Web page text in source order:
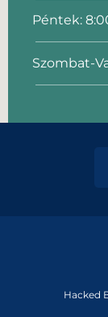
Péntek:
Szombat-
Hacked